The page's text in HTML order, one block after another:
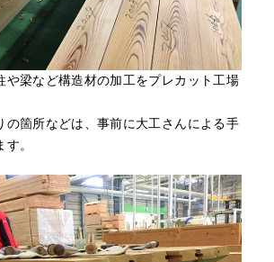
や梁など構造材の加工をプレカット工場
の箇所などは、事前に大工さんによる手
。